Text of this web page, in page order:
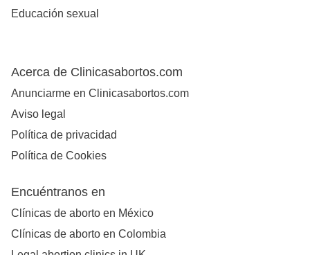
Educación sexual
Acerca de Clinicasabortos.com
Anunciarme en Clinicasabortos.com
Aviso legal
Política de privacidad
Política de Cookies
Encuéntranos en
Clínicas de aborto en México
Clínicas de aborto en Colombia